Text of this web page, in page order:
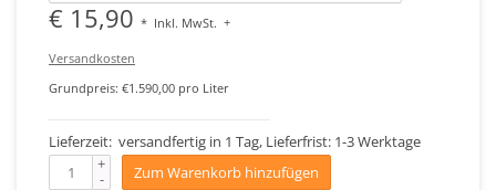
€ 15,90 * Inkl. MwSt. +
Versandkosten
Grundpreis: €1.590,00 pro Liter
Lieferzeit: versandfertig in 1 Tag, Lieferfrist: 1-3 Werktage
+
- Zum Warenkorb hinzufügen